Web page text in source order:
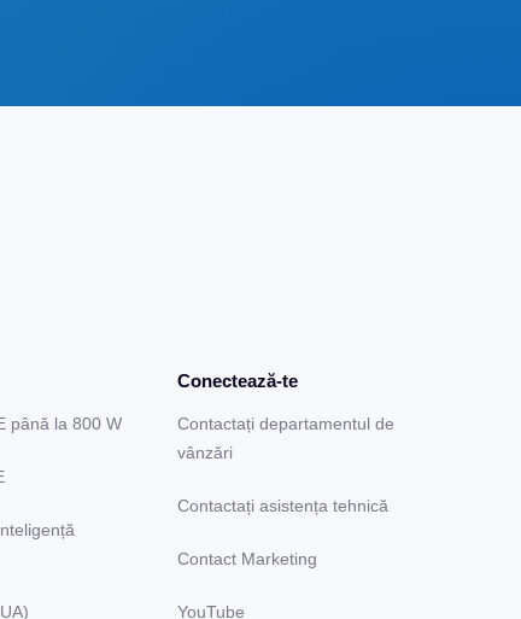
până la 800 W
Conectează-te
Contactați departamentul de
vânzări
Contactați asistența tehnică
Contact Marketing
YouTube